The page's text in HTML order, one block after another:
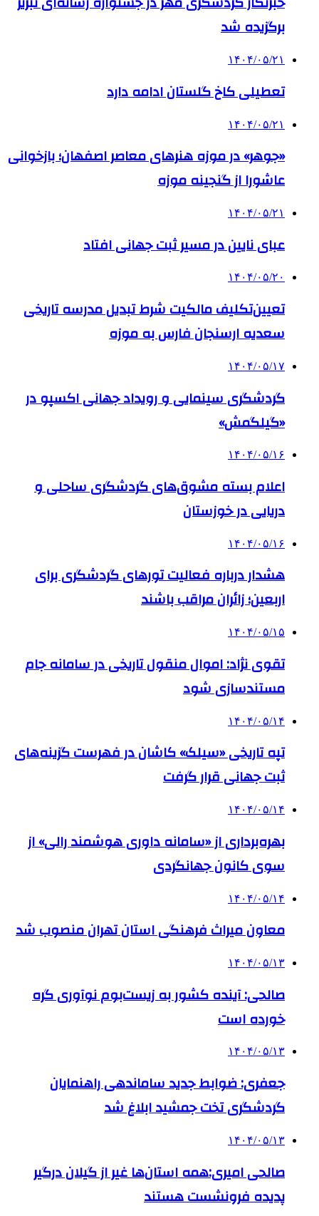
برگزیده شد
۱۴۰۴/۰۵/۲۱
تعطیلی کاخ گلستان ادامه دارد
۱۴۰۴/۰۵/۲۱
«جوهر» در موزه هنرهای معاصر اصفهان؛ بازخوانی
عاشورا از گنجینه موزه
۱۴۰۴/۰۵/۲۱
عبای نایین در مسیر ثبت جهانی افتاد
۱۴۰۴/۰۵/۲۰
تعیین‌تکلیف مالکیت شرط تبدیل مدرسه تاریخی
سعدیه ارسنجان فارس به موزه
۱۴۰۴/۰۵/۱۷
گردشگری سینمایی و رویداد جهانی اکسپو در
«گیلگمش»
۱۴۰۴/۰۵/۱۶
اعلام بسته مشوق‌های گردشگری ساحلی و
دریایی در خوزستان
۱۴۰۴/۰۵/۱۶
هشدار درباره فعالیت تورهای گردشگری برای
اربعین؛ زائران مراقب باشند
۱۴۰۴/۰۵/۱۵
تقوی نژاد: اموال منقول تاریخی در سامانه جام
مستندسازی شود
۱۴۰۴/۰۵/۱۴
تپه تاریخی «سیلک» کاشان در فهرست گزینه‌های
ثبت جهانی قرار گرفت
۱۴۰۴/۰۵/۱۴
بهره‌برداری از «سامانه داوری هوشمند رالی» از
سوی کانون جهانگردی
۱۴۰۴/۰۵/۱۴
معاون میراث فرهنگی استان تهران منصوب شد
۱۴۰۴/۰۵/۱۳
صالحی: آینده کشور به زیست‌بوم نوآوری گره
خورده است
۱۴۰۴/۰۵/۱۳
جعفری: ضوابط جدید ساماندهی راهنمایان
گردشگری تخت جمشید ابلاغ شد
۱۴۰۴/۰۵/۱۳
صالحی امیری:همه استان‌ها غیر از گیلان درگیر
پدیده فرونشست هستند